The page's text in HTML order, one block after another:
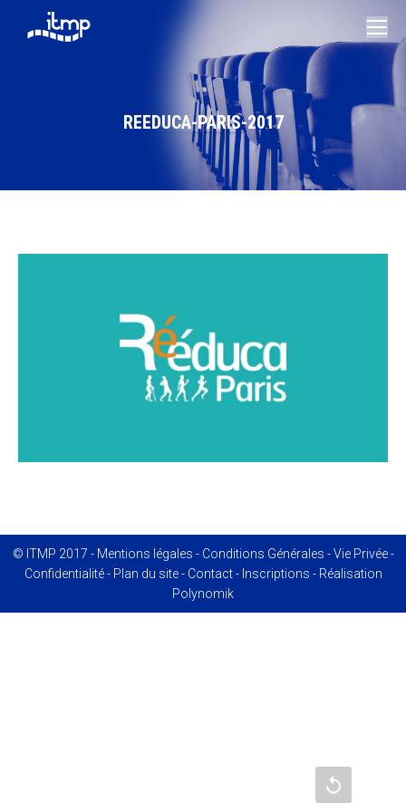
REEDUCA-PARIS-2017
Vous êtes ici :
© ITMP 2017 - Mentions légales - Conditions Générales -Vie Privée-
Confidentialité- Plan du site- Contact- Inscriptions - Réalisation
Polynomik
Recharger